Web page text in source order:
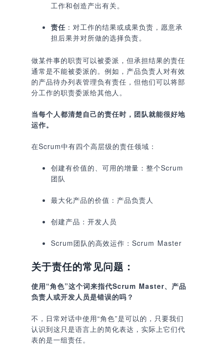
工作和创造产出有关。
责任 ：对工作的结果或成果负责，愿意承
担后果并对所做的选择负责。
做某件事的职责可以被委派，但承担结果的责任
通常是不能被委派的。例如，产品负责人对有效
的产品待办列表管理负有责任，但他们可以将部
分工作的职责委派给其他人。
当每个人都清楚自己的责任时，团队就能很好地
运作。
在Scrum中有四个高层级的责任领域：
创建有价值的、可用的增量：整个Scrum
团队
最大化产品的价值：产品负责人
创建产品：开发人员
Scrum团队的高效运作：Scrum Master
关于责任的常见问题：
使用“角色”这个词来指代Scrum Master、产品
负责人或开发人员是错误的吗？
不，日常对话中使用“角色”是可以的，只要我们
认识到这只是语言上的简化表达，实际上它们代
表的是一组责任。